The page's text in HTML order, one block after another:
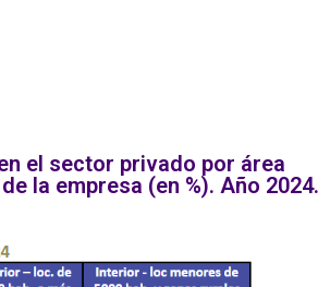
el sector privado por área
la empresa (en %). Año 2024.